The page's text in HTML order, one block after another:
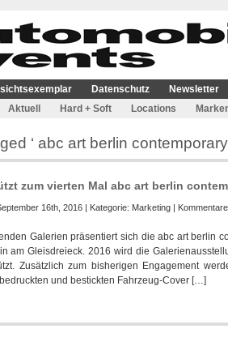
Datenschutz Newsletter
Aktuell Hard + Soft Locations
‘ abc art berlin contemporary
zum vierten Mal abc art berlin
16th, 2016 | Kategorie: Marketing |
Galerien präsentiert sich die abc art berlin
am Gleisdreieck. 2016 wird die
Zusätzlich zum bisherigen Engagement
und bestickten Fahrzeug-Cover […]